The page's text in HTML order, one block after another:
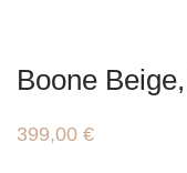
Boone
399,00 €